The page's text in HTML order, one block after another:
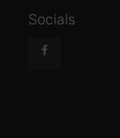
Socials